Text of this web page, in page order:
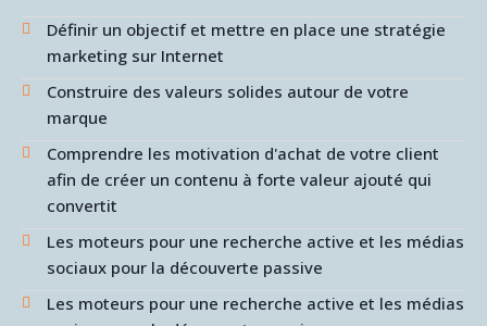
Définir un objectif et mettre en place une stratégie
marketing sur Internet
Construire des valeurs solides autour de votre
marque
Comprendre les motivation d'achat de votre client
afin de créer un contenu à forte valeur ajouté qui
convertit
Les moteurs pour une recherche active et les médias
sociaux pour la découverte passive
Les moteurs pour une recherche active et les médias